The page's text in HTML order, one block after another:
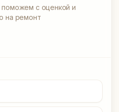
с оценкой и
на ремонт